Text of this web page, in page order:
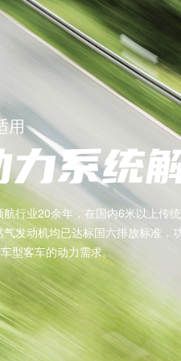
用
系统
行业20余年，在国内6米以上传
发动机均已达标国六排放标准，
型客车的动力需求。